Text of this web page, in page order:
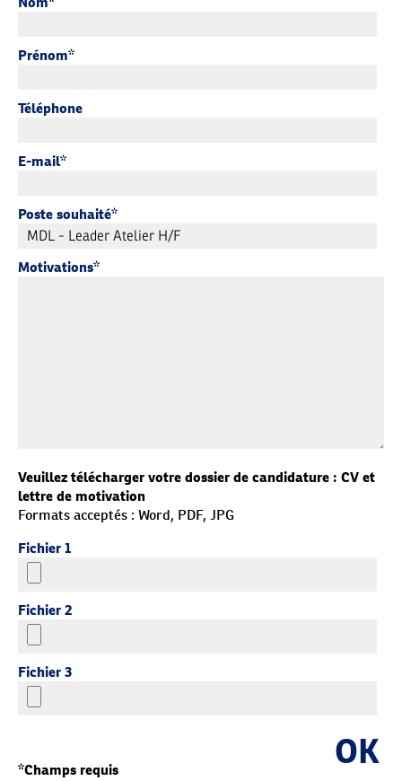
Prénom
Téléphone
E-mail
Poste souhaité
Motivations
Veuillez télécharger votre dossier de candidature : CV et
lettre de motivation
Formats acceptés : Word, PDF, JPG
Fichier 1
Fichier 2
Fichier 3
*Champs requis OK